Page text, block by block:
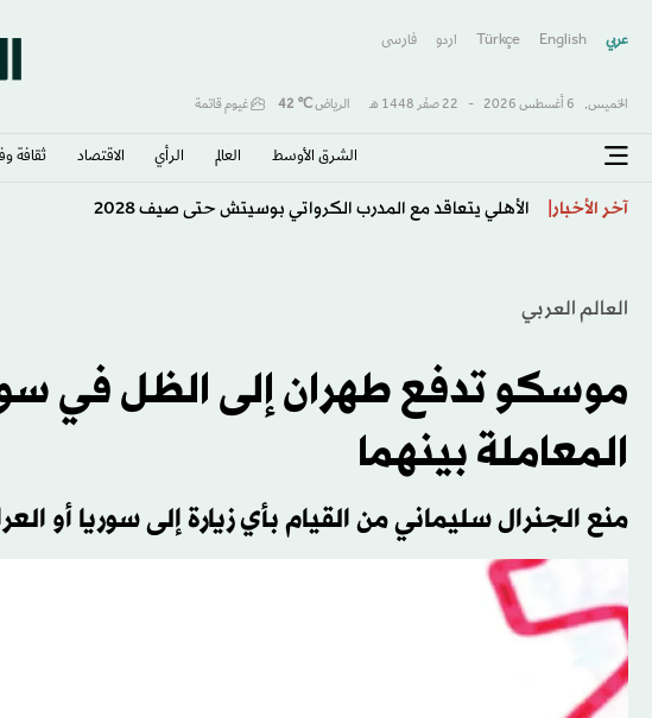
عربي English
Türkçe اردو فارسى
الخميس, 6 أغسطس 2026 - 22 صفَر 1448 هـ الرياض℃
42 غيوم قاتمة
الشرق الأوسط​ العالم الرأي الاقتصاد ثقافة
آخر الأخبار الأهلي يتعاقد مع المدرب الكرواتي بوسيتش حتى صيف 2028
العالم العربي
موسكو تدفع طهران إلى الظل في
المعاملة بينهما
منع الجنرال سليماني من القيام بأي زيارة إلى سوريا أو